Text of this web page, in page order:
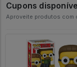
Cupons
Aproveite produtos com